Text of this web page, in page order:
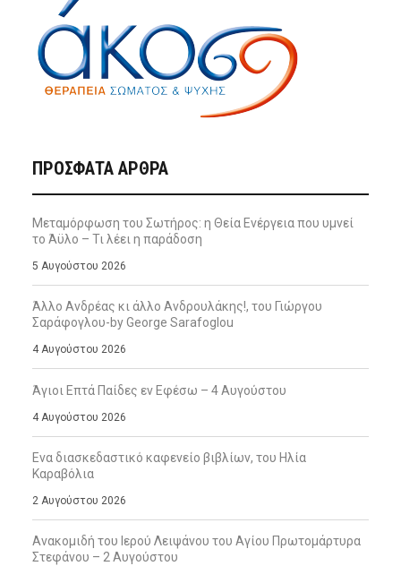
ΠΡΌΣΦΑΤΑ ΆΡΘΡΑ
Μεταμόρφωση του Σωτήρος: η Θεία Ενέργεια που υμνεί
το Άϋλο – Τι λέει η παράδοση
5 Αυγούστου 2026
Άλλο Ανδρέας κι άλλο Ανδρουλάκης!, του Γιώργου
Σαράφογλου-by George Sarafoglou
4 Αυγούστου 2026
Άγιοι Επτά Παίδες εν Εφέσω – 4 Αυγούστου
4 Αυγούστου 2026
Ενα διασκεδαστικό καφενείο βιβλίων, του Ηλία
Καραβόλια
2 Αυγούστου 2026
Ανακομιδή του Ιερού Λειψάνου του Αγίου Πρωτομάρτυρα
Στεφάνου – 2 Αυγούστου